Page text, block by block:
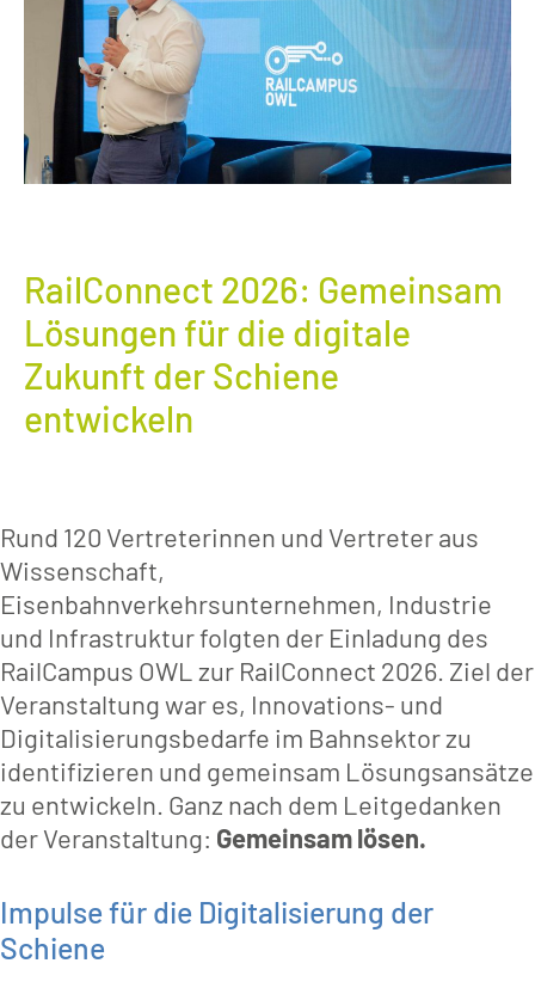
RailConnect 2026: Gemeinsam
Lösungen für die digitale
Zukunft der Schiene
entwickeln
Rund 120 Vertreterinnen und Vertreter aus
Wissenschaft,
Eisenbahnverkehrsunternehmen, Industrie
und Infrastruktur folgten der Einladung des
RailCampus OWL zur RailConnect 2026. Ziel der
Veranstaltung war es, Innovations- und
Digitalisierungsbedarfe im Bahnsektor zu
identifizieren und gemeinsam Lösungsansätze
zu entwickeln. Ganz nach dem Leitgedanken
der Veranstaltung: Gemeinsam lösen.
Impulse für die Digitalisierung der
Schiene